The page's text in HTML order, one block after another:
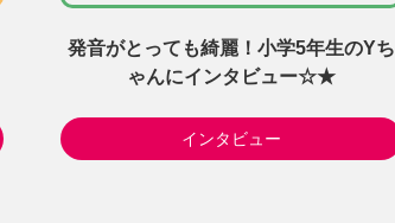
発音がとっても綺麗！小学5年生のYち
ゃんにインタビュー☆★
インタビュー